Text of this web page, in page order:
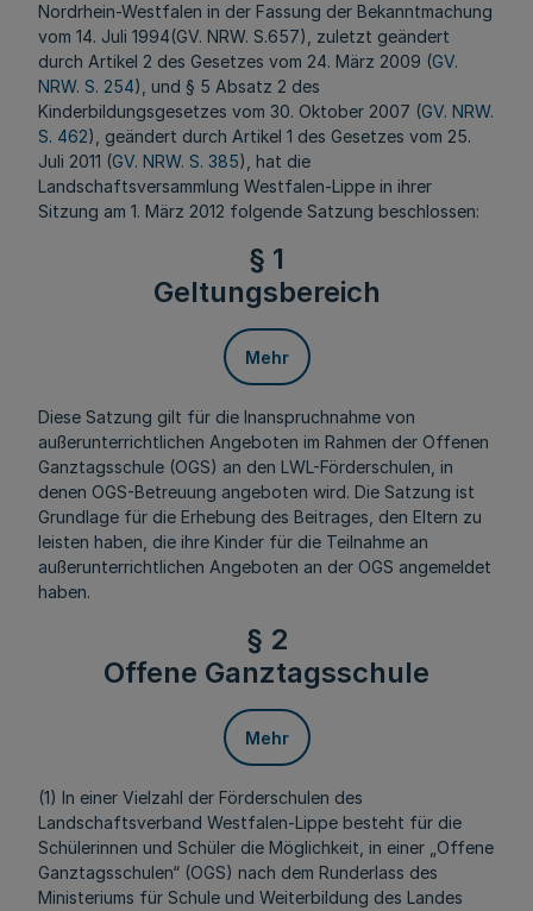
Nordrhein-Westfalen in der Fassung der Bekanntmachung
vom 14. Juli 1994(GV. NRW. S.657), zuletzt geändert
durch Artikel 2 des Gesetzes vom 24. März 2009 (GV.
NRW. S. 254), und § 5 Absatz 2 des
Kinderbildungsgesetzes vom 30. Oktober 2007 (GV. NRW.
S. 462), geändert durch Artikel 1 des Gesetzes vom 25.
Juli 2011 (GV. NRW. S. 385), hat die
Landschaftsversammlung Westfalen-Lippe in ihrer
Sitzung am 1. März 2012 folgende Satzung beschlossen:
§ 1
Geltungsbereich
Mehr
Diese Satzung gilt für die Inanspruchnahme von
außerunterrichtlichen Angeboten im Rahmen der Offenen
Ganztagsschule (OGS) an den LWL-Förderschulen, in
denen OGS-Betreuung angeboten wird. Die Satzung ist
Grundlage für die Erhebung des Beitrages, den Eltern zu
leisten haben, die ihre Kinder für die Teilnahme an
außerunterrichtlichen Angeboten an der OGS angemeldet
haben.
§ 2
Offene Ganztagsschule
Mehr
(1) In einer Vielzahl der Förderschulen des
Landschaftsverband Westfalen-Lippe besteht für die
Schülerinnen und Schüler die Möglichkeit, in einer „Offene
Ganztagsschulen“ (OGS) nach dem Runderlass des
Ministeriums für Schule und Weiterbildung des Landes